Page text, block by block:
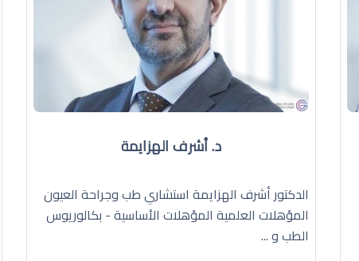
د. أشرف الهزايمة
الدكتور أشرف الهزايمة استشاري طب وجراحة العيون
المؤهلات العلمية المؤهلات الأساسية - بكالوريوس
الطب و ...